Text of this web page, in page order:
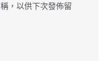
，以供下次發佈留